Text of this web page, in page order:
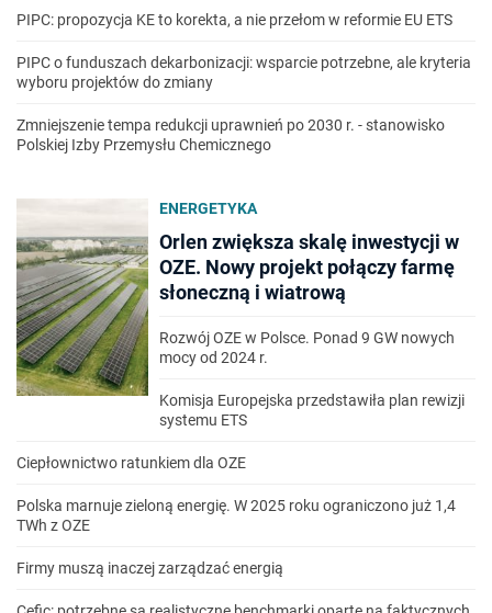
PIPC: propozycja KE to korekta, a nie przełom w reformie EU ETS
PIPC o funduszach dekarbonizacji: wsparcie potrzebne, ale kryteria
wyboru projektów do zmiany
Zmniejszenie tempa redukcji uprawnień po 2030 r. - stanowisko
Polskiej Izby Przemysłu Chemicznego
ENERGETYKA
Orlen zwiększa skalę inwestycji w
OZE. Nowy projekt połączy farmę
słoneczną i wiatrową
Rozwój OZE w Polsce. Ponad 9 GW nowych
mocy od 2024 r.
Komisja Europejska przedstawiła plan rewizji
systemu ETS
Ciepłownictwo ratunkiem dla OZE
Polska marnuje zieloną energię. W 2025 roku ograniczono już 1,4
TWh z OZE
Firmy muszą inaczej zarządzać energią